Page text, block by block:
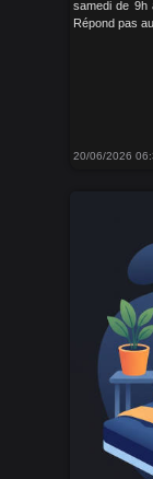
samedi de 9h
Répond pas
20/06/2026